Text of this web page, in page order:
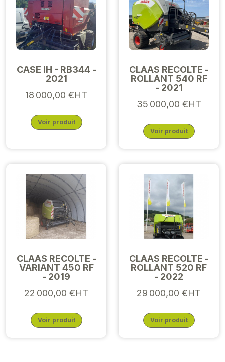
CASE IH - RB344 -
2021
18 000,00 €HT
Voir produit
CLAAS RECOLTE -
ROLLANT 540 RF
- 2021
35 000,00 €HT
Voir produit
CLAAS RECOLTE -
VARIANT 450 RF
- 2019
22 000,00 €HT
Voir produit
CLAAS RECOLTE -
ROLLANT 520 RF
- 2022
29 000,00 €HT
Voir produit